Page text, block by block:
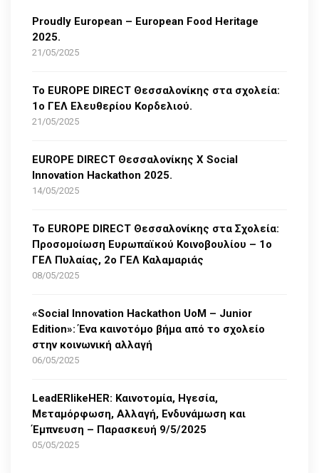
Proudly European – European Food Heritage
2025.
21/05/2025
Το EUROPE DIRECT Θεσσαλονίκης στα σχολεία:
1ο ΓΕΛ Ελευθερίου Κορδελιού.
21/05/2025
EUROPE DIRECT Θεσσαλονίκης Χ Social
Innovation Hackathon 2025.
14/05/2025
Το EUROPE DIRECT Θεσσαλονίκης στα Σχολεία:
Προσομοίωση Ευρωπαϊκού Κοινοβουλίου – 1ο
ΓΕΛ Πυλαίας, 2ο ΓΕΛ Καλαμαριάς
08/05/2025
«Social Innovation Hackathon UoM – Junior
Edition»: Ένα καινοτόμο βήμα από το σχολείο
στην κοινωνική αλλαγή
06/05/2025
LeadERlikeHER: Καινοτομία, Ηγεσία,
Μεταμόρφωση, Αλλαγή, Ενδυνάμωση και
Έμπνευση – Παρασκευή 9/5/2025
05/05/2025